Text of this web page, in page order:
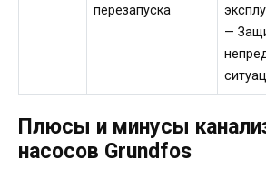
перезапуска
—
Плюсы и минусы
насосов Grundfos